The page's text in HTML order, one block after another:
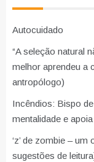
Autocuidado
“A seleção natural
melhor aprendeu a
antropólogo)
Incêndios: Bispo
mentalidade e
‘z’ de zombie –
sugestões de